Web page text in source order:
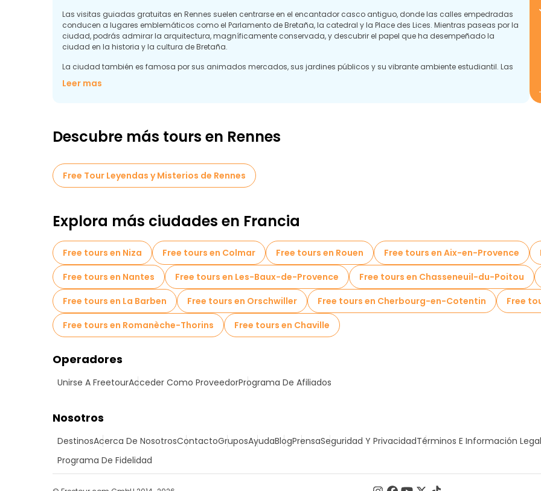
Las visitas guiadas gratuitas en Rennes suelen centrarse en el encantador casco antiguo, donde las calles empedradas
conducen a lugares emblemáticos como el Parlamento de Bretaña, la catedral y la Place des Lices. Mientras paseas por la
ciudad, podrás admirar la arquitectura, magníficamente conservada, y descubrir el papel que ha desempeñado la
ciudad en la historia y la cultura de Bretaña.
La ciudad también es famosa por sus animados mercados, sus jardines públicos y su vibrante ambiente estudiantil. Las
museos y los espacios culturales aportan un toque contemporáneo al carácter histórico de la ciudad. Los parques y los
Leer mas
Descubre más tours en Rennes
Free Tour Leyendas y Misterios de Rennes
Explora más ciudades en Francia
Free tours en Niza Free tours en Colmar Free tours en Rouen Free tours en Aix-en-Provence
Free tours en Nantes
Free tours en Les-Baux-de-Provence
Free tours en Chasseneuil-du-Poitou
Free tours en La Barben
Free tours en Orschwiller Free tours en Cherbourg-en-Cotentin
Free
Free tours en Romanèche-Thorins
Free tours en Chaville
Operadores
Unirse A FreetourAcceder Como ProveedorPrograma De Afiliados
Nosotros
DestinosAcerca De NosotrosContactoGruposAyudaBlogPrensaSeguridad Y PrivacidadTérminos E Información Legal
Programa De Fidelidad